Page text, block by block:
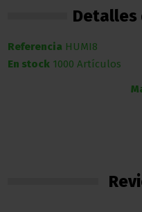
Detalles
Referencia HUMI8
En stock 1000 Artículos